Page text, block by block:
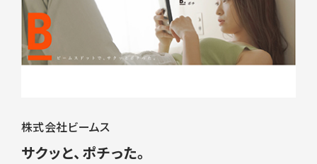
株式会社ビームス
サクッと、ポチった。